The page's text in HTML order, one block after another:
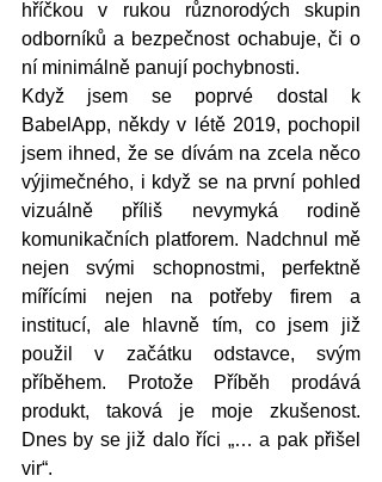
hříčkou v rukou různorodých skupin
odborníků a bezpečnost ochabuje, či o
ní minimálně panují pochybnosti.
Když jsem se poprvé dostal k
BabelApp, někdy v létě 2019, pochopil
jsem ihned, že se dívám na zcela něco
výjimečného, i když se na první pohled
vizuálně příliš nevymyká rodině
komunikačních platforem. Nadchnul mě
nejen svými schopnostmi, perfektně
mířícími nejen na potřeby firem a
institucí, ale hlavně tím, co jsem již
použil v začátku odstavce, svým
příběhem. Protože Příběh prodává
produkt, taková je moje zkušenost.
Dnes by se již dalo říci „… a pak přišel
vir“.